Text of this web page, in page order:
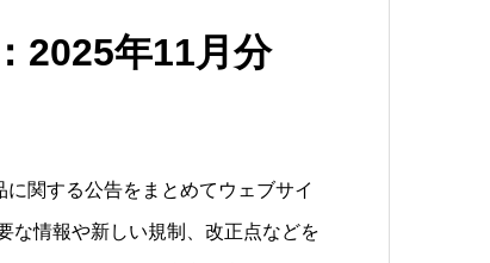
2025年11月分
関する公告をまとめてウェブサイ
な情報や新しい規制、改正点などを